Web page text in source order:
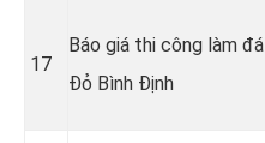
17
Báo giá thi công làm đá
Đỏ Bình Định